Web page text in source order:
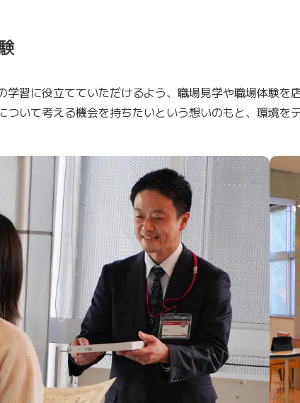
習に役立てていただけるよう、職場見学や職場体験を
ついて考える機会を持ちたいという想いのもと、環境を